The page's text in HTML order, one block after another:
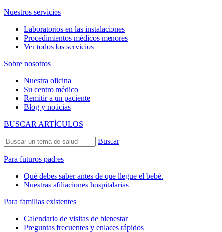
Nuestros servicios
Laboratorios en las instalaciones
Procedimientos médicos menores
Ver todos los servicios
Sobre nosotros
Nuestra oficina
Su centro médico
Remitir a un paciente
Blog y noticias
BUSCAR ARTÍCULOS
Buscar
Para futuros padres
Qué debes saber antes de que llegue el bebé.
Nuestras afiliaciones hospitalarias
Para familias existentes
Calendario de visitas de bienestar
Preguntas frecuentes y enlaces rápidos